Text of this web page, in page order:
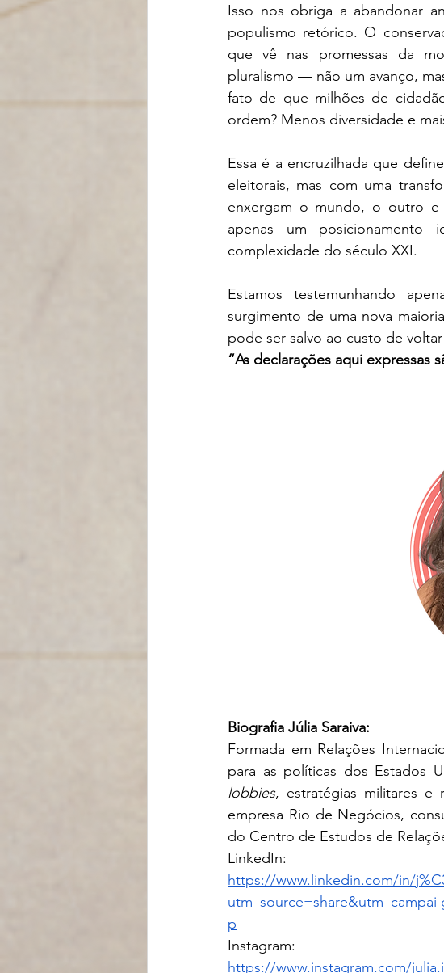
Isso nos obriga a abandonar
populismo retórico. O
que vê nas promessas da
pluralismo — não um avanço,
fato de que milhões de
ordem? Menos diversidade e
Essa é a encruzilhada que
eleitorais, mas com uma
enxergam o mundo, o outro e
apenas um
complexidade do século XXI.
Estamos testemunhando
surgimento de uma nova
pode ser salvo ao custo de
“As declarações aqui expressas
Biografia Júlia Saraiva:
Formada em Relações
lobbies, estratégias militares e
empresa Rio de Negócios,
do Centro de Estudos de
LinkedIn:
https://www.linkedin.com/in/
utm_source=share&utm_campai
p
Instagram:
https://www.instagram.com/